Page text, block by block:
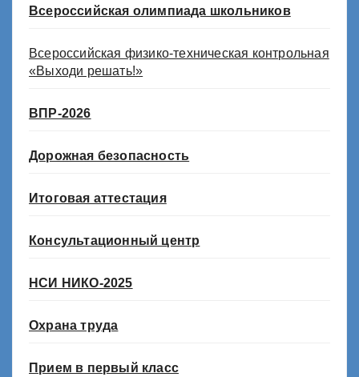
Всероссийская олимпиада школьников
Всероссийская физико-техническая контрольная
«Выходи решать!»
ВПР-2026
Дорожная безопасность
Итоговая аттестация
Консультационный центр
НСИ НИКО-2025
Охрана труда
Прием в первый класс